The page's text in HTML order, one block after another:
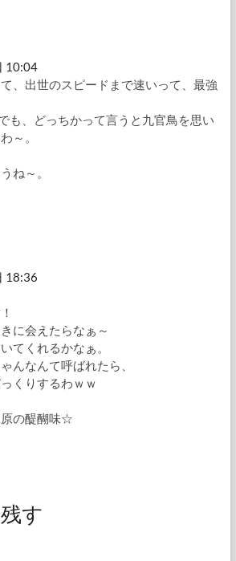
10:04
、出世のスピードまで速いって、最強
も、どっちかって言うと九官鳥を思い
～。
ね～。
18:36
に会えたらなぁ～
てくれるかなぁ。
んなんて呼ばれたら、
くりするわｗｗ
の醍醐味☆
す